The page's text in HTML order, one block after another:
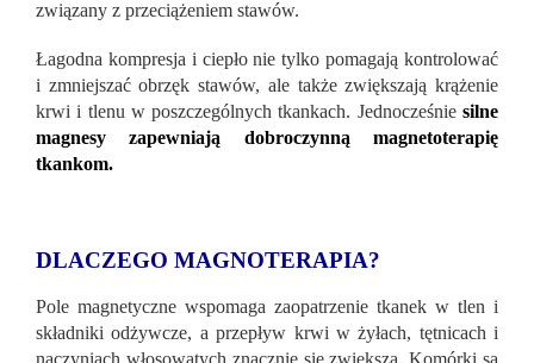
związany z przeciążeniem stawów.
Łagodna kompresja i ciepło nie tylko pomagają kontrolować
i zmniejszać obrzęk stawów, ale także zwiększają krążenie
krwi i tlenu w poszczególnych tkankach. Jednocześniesilne
magnesy zapewniają dobroczynną magnetoterapię
tkankom.
DLACZEGO MAGNOTERAPIA?
Pole magnetyczne wspomaga zaopatrzenie tkanek w tlen i
składniki odżywcze, a przepływ krwi w żyłach, tętnicach i
naczyniach włosowatych znacznie się zwiększa. Komórki są